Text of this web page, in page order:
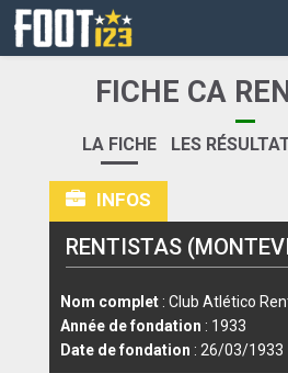
CM
LIGUE DES CHAMPIONS
PALMARÈS
LES DIRECTS
LIGUE 1
LIGUE 2
FICHE CA
LA FICHE LES
INFOS
RENTISTAS
Nom complet : Club Atlético
Année de fondation : 1933
Date de fondation : 26/03/1933